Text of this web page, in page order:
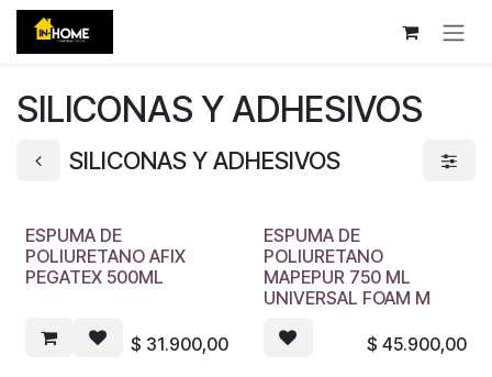
Ir al contenido
SILICONAS Y ADHESIVOS
SILICONAS Y ADHESIVOS
ESPUMA DE
POLIURETANO AFIX
PEGATEX 500ML
$ 31.900,00
ESPUMA DE
POLIURETANO
MAPEPUR 750 ML
UNIVERSAL FOAM M
$ 45.900,00